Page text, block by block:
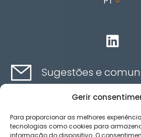
Gerir
Para proporcionar as melhores
tecnologias como cookies para
informação do dispositivo. O

Sugestões e